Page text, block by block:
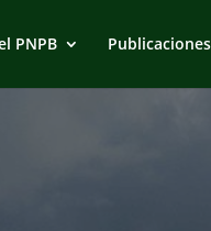
PNPB Publicaciones